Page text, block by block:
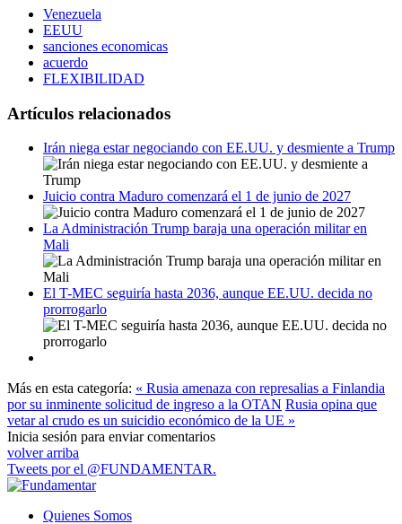
Venezuela
EEUU
sanciones economicas
acuerdo
FLEXIBILIDAD
Artículos relacionados
Irán niega estar negociando con EE.UU. y desmiente a Trump
Juicio contra Maduro comenzará el 1 de junio de 2027
La Administración Trump baraja una operación militar en
Mali
El T-MEC seguiría hasta 2036, aunque EE.UU. decida no
prorrogarlo
Más en esta categoría: « Rusia amenaza con represalias a Finlandia
por su inminente solicitud de ingreso a la OTAN Rusia opina que
vetar al crudo es un suicidio económico de la UE »
Inicia sesión para enviar comentarios
volver arriba
Tweets por el @FUNDAMENTAR.
Quienes Somos